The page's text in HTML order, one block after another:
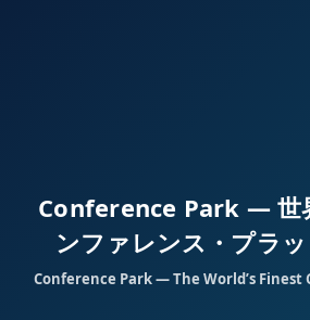
Conference Park — 世
ンファレンス・プラ
Conference Park — The World’s